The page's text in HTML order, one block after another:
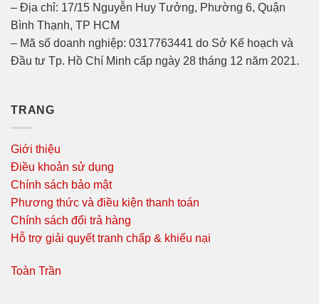
– Địa chỉ: 17/15 Nguyễn Huy Tưởng, Phường 6, Quận
Bình Thạnh, TP HCM
– Mã số doanh nghiệp: 0317763441 do Sở Kế hoạch và
Đầu tư Tp. Hồ Chí Minh cấp ngày 28 tháng 12 năm 2021.
TRANG
Giới thiệu
Điều khoản sử dụng
Chính sách bảo mật
Phương thức và điều kiện thanh toán
Chính sách đổi trả hàng
Hỗ trợ giải quyết tranh chấp & khiếu nại
Toàn Trần